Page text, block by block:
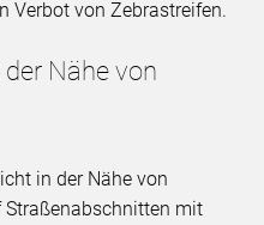
Verbot von Zebrastreifen.
Nähe von
in der Nähe von
mit